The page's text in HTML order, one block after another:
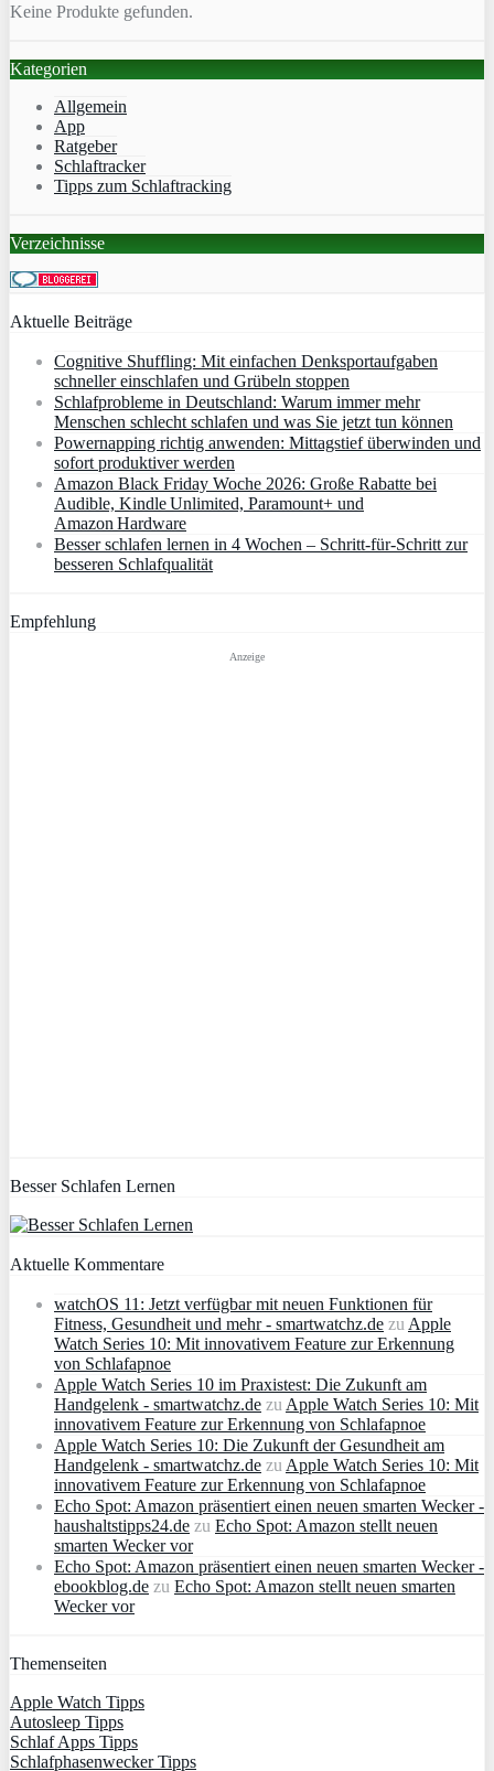
Keine Produkte gefunden.
Kategorien
Allgemein
App
Ratgeber
Schlaftracker
Tipps zum Schlaftracking
Verzeichnisse
Aktuelle Beiträge
Cognitive Shuffling: Mit einfachen Denksportaufgaben
schneller einschlafen und Grübeln stoppen
Schlafprobleme in Deutschland: Warum immer mehr
Menschen schlecht schlafen und was Sie jetzt tun können
Powernapping richtig anwenden: Mittagstief überwinden und
sofort produktiver werden
Amazon Black Friday Woche 2026: Große Rabatte bei
Audible, Kindle Unlimited, Paramount+ und
Amazon Hardware
Besser schlafen lernen in 4 Wochen – Schritt‑für‑Schritt zur
besseren Schlafqualität
Empfehlung
Anzeige
Besser Schlafen Lernen
Aktuelle Kommentare
watchOS 11: Jetzt verfügbar mit neuen Funktionen für
Fitness, Gesundheit und mehr - smartwatchz.de zu Apple
Watch Series 10: Mit innovativem Feature zur Erkennung
von Schlafapnoe
Apple Watch Series 10 im Praxistest: Die Zukunft am
Handgelenk - smartwatchz.de zu Apple Watch Series 10: Mit
innovativem Feature zur Erkennung von Schlafapnoe
Apple Watch Series 10: Die Zukunft der Gesundheit am
Handgelenk - smartwatchz.de zu Apple Watch Series 10: Mit
innovativem Feature zur Erkennung von Schlafapnoe
Echo Spot: Amazon präsentiert einen neuen smarten Wecker -
haushaltstipps24.de zu Echo Spot: Amazon stellt neuen
smarten Wecker vor
Echo Spot: Amazon präsentiert einen neuen smarten Wecker -
ebookblog.de zu Echo Spot: Amazon stellt neuen smarten
Wecker vor
Themenseiten
Apple Watch Tipps
Autosleep Tipps
Schlaf Apps Tipps
Schlafphasenwecker Tipps